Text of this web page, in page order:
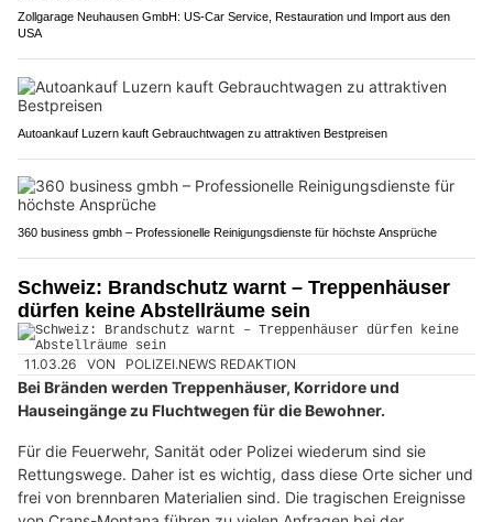
Zollgarage Neuhausen GmbH: US-Car Service, Restauration und Import aus den
USA
Autoankauf Luzern kauft Gebrauchtwagen zu attraktiven Bestpreisen
360 business gmbh – Professionelle Reinigungsdienste für höchste Ansprüche
Schweiz: Brandschutz warnt – Treppenhäuser
dürfen keine Abstellräume sein
11.03.26 VON POLIZEI.NEWS REDAKTION
Bei Bränden werden Treppenhäuser, Korridore und
Hauseingänge zu Fluchtwegen für die Bewohner.
Für die Feuerwehr, Sanität oder Polizei wiederum sind sie
Rettungswege. Daher ist es wichtig, dass diese Orte sicher und
frei von brennbaren Materialien sind. Die tragischen Ereignisse